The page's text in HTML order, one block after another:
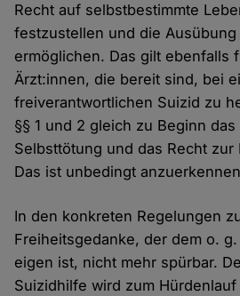
Recht auf selbstbestimmte
festzustellen und die
ermöglichen. Das gilt ebenfalls
Ärzt:innen, die bereit sind, bei
freiverantwortlichen Suizid zu
§§ 1 und 2 gleich zu Beginn
Selbsttötung und das Recht
Das ist unbedingt
In den konkreten Regelungen
Freiheitsgedanke, der dem o.
eigen ist, nicht mehr spürbar.
Suizidhilfe wird zum